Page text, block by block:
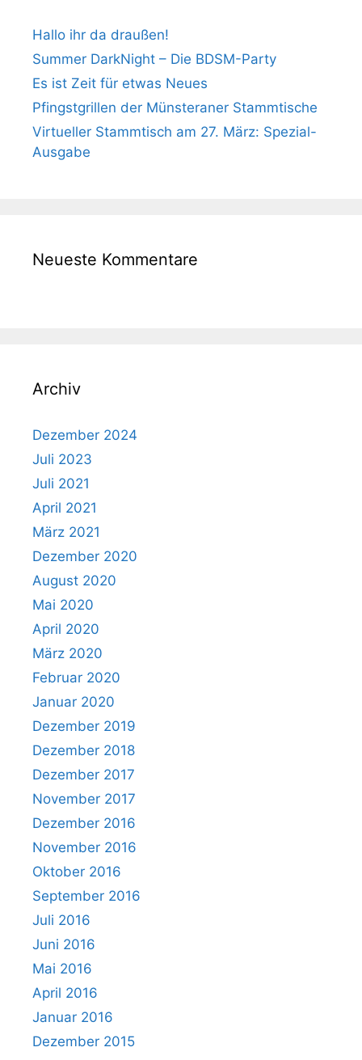
Hallo ihr da draußen!
Summer DarkNight – Die BDSM-Party
Es ist Zeit für etwas Neues
Pfingstgrillen der Münsteraner Stammtische
Virtueller Stammtisch am 27. März: Spezial-
Ausgabe
Neueste Kommentare
Archiv
Dezember 2024
Juli 2023
Juli 2021
April 2021
März 2021
Dezember 2020
August 2020
Mai 2020
April 2020
März 2020
Februar 2020
Januar 2020
Dezember 2019
Dezember 2018
Dezember 2017
November 2017
Dezember 2016
November 2016
Oktober 2016
September 2016
Juli 2016
Juni 2016
Mai 2016
April 2016
Januar 2016
Dezember 2015